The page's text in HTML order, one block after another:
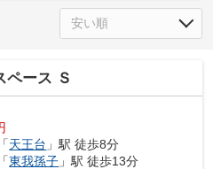
ペース Ｓ
「天王台 」駅 徒歩8分
「東我孫子 」駅 徒歩13分